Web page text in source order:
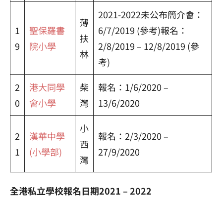
1
9
聖保羅書
院小學
薄
扶
林
2021-2022未公布簡介會：
6/7/2019 (參考)報名：
2/8/2019 – 12/8/2019 (參
考)
2
0
港大同學
會小學
柴
灣
報名：1/6/2020 –
13/6/2020
2
1
漢華中學
(小學部)
小
西
灣
報名：2/3/2020 –
27/9/2020
全港私立學校報名日期2021 – 2022